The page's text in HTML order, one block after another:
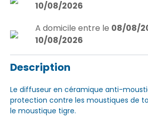
10/08/2026
A domicile entre le 08/08/
10/08/2026
Description
Le diffuseur en céramique anti-
protection contre les moustiques de
le moustique tigre.